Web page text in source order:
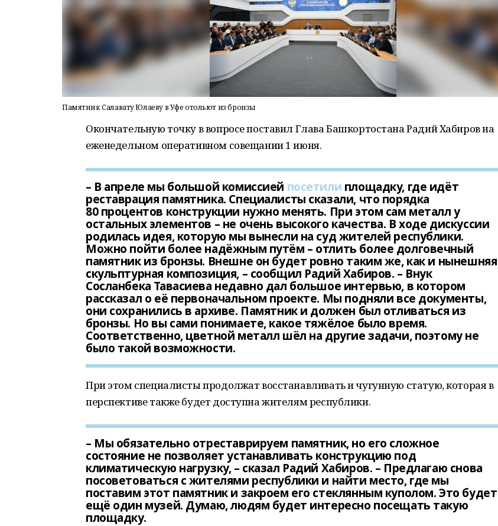
Памятник Салавату Юлаеву в Уфе отольют из бронзы
Окончательную точку в вопросе поставил Глава Башкортостана Радий Хабиров на
еженедельном оперативном совещании 1 июня.
– В апреле мы большой комиссией посетили площадку, где идёт
реставрация памятника. Специалисты сказали, что порядка
80 процентов конструкции нужно менять. При этом сам металл у
остальных элементов – не очень высокого качества. В ходе дискуссии
родилась идея, которую мы вынесли на суд жителей республики.
Можно пойти более надёжным путём – отлить более долговечный
памятник из бронзы. Внешне он будет ровно таким же, как и нынешняя
скульптурная композиция, – сообщил Радий Хабиров. – Внук
Сосланбека Тавасиева недавно дал большое интервью, в котором
рассказал о её первоначальном проекте. Мы подняли все документы,
они сохранились в архиве. Памятник и должен был отливаться из
бронзы. Но вы сами понимаете, какое тяжёлое было время.
Соответственно, цветной металл шёл на другие задачи, поэтому не
было такой возможности.
При этом специалисты продолжат восстанавливать и чугунную статую, которая в
перспективе также будет доступна жителям республики.
– Мы обязательно отреставрируем памятник, но его сложное
состояние не позволяет устанавливать конструкцию под
климатическую нагрузку, – сказал Радий Хабиров. – Предлагаю снова
посоветоваться с жителями республики и найти место, где мы
поставим этот памятник и закроем его стеклянным куполом. Это будет
ещё один музей. Думаю, людям будет интересно посещать такую
площадку.